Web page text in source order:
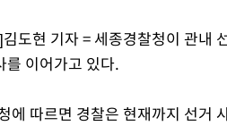
도현 기자 = 세종경찰청이 관내
를 이어가고 있다.
에 따르면 경찰은 현재까지 선거